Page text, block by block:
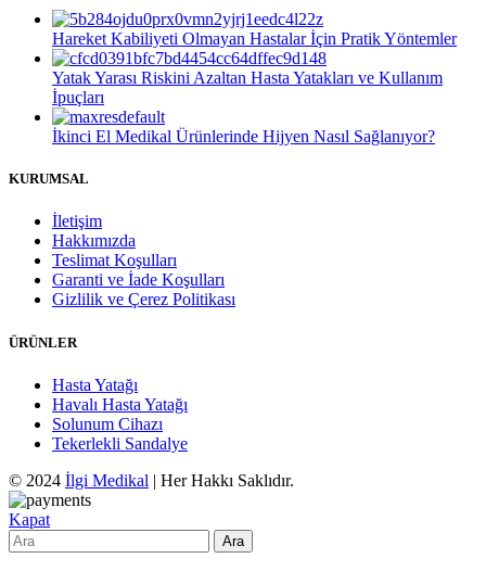
Hareket Kabiliyeti Olmayan Hastalar İçin Pratik Yöntemler
Yatak Yarası Riskini Azaltan Hasta Yatakları ve Kullanım
İpuçları
İkinci El Medikal Ürünlerinde Hijyen Nasıl Sağlanıyor?
KURUMSAL
İletişim
Hakkımızda
Teslimat Koşulları
Garanti ve İade Koşulları
Gizlilik ve Çerez Politikası
ÜRÜNLER
Hasta Yatağı
Havalı Hasta Yatağı
Solunum Cihazı
Tekerlekli Sandalye
© 2024 İlgi Medikal | Her Hakkı Saklıdır.
Kapat
Ara